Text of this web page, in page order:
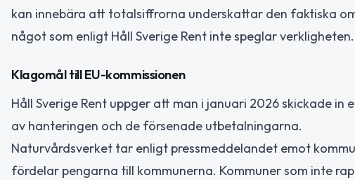
kan innebära att totalsiffrorna underskattar den faktiska
något som enligt Håll Sverige Rent inte speglar verkligheten.
Klagomål till EU-kommissionen
Håll Sverige Rent uppger att man i januari 2026 skickade
av hanteringen och de försenade utbetalningarna.
Naturvårdsverket tar enligt pressmeddelandet emot
fördelar pengarna till kommunerna. Kommuner som inte